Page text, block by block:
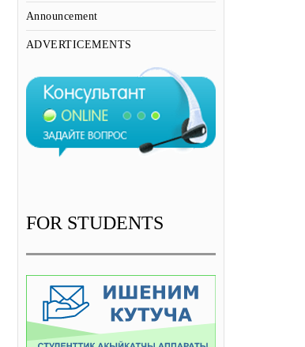
Announcement
ADVERTICEMENTS
FOR STUDENTS